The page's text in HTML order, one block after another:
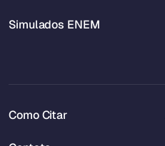
Simulados ENEM
Como Citar